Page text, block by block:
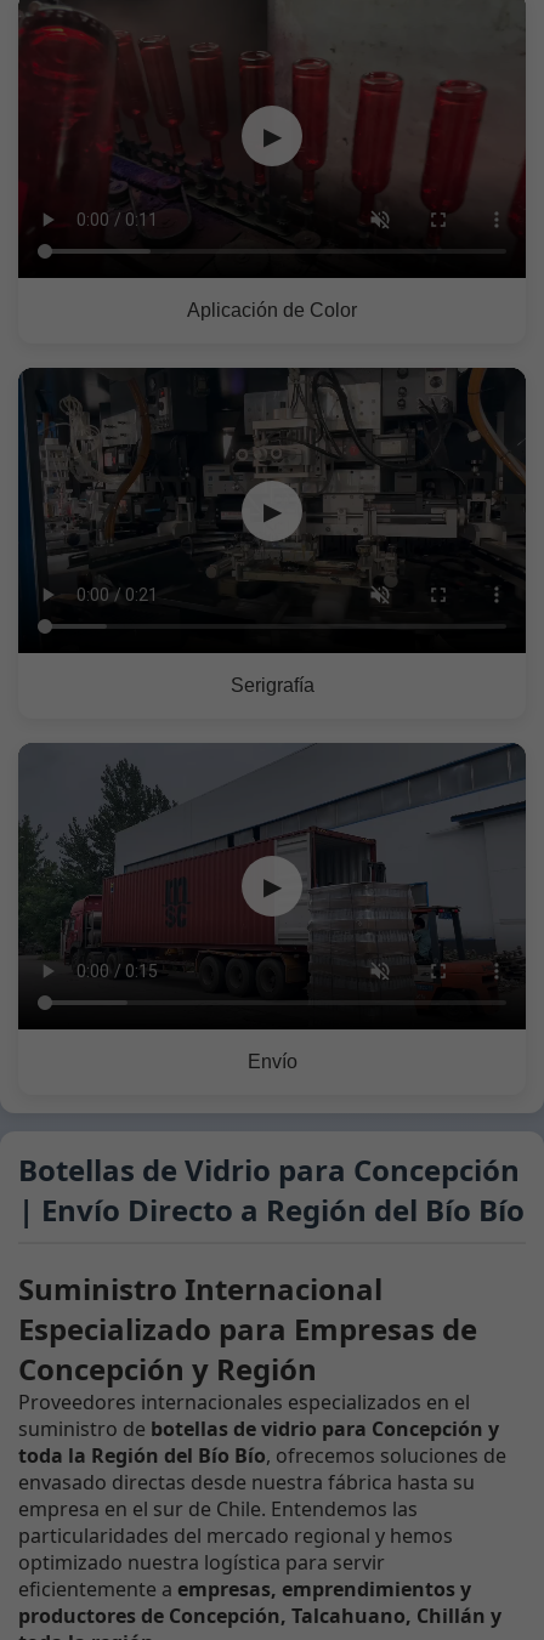
▶
Aplicación de Color
▶
Serigrafía
▶
Envío
Botellas de Vidrio para Concepción
| Envío Directo a Región del Bío Bío
Suministro Internacional
Especializado para Empresas de
Concepción y Región
Proveedores internacionales especializados en el
suministro de botellas de vidrio para Concepción y
toda la Región del Bío Bío, ofrecemos soluciones de
envasado directas desde nuestra fábrica hasta su
empresa en el sur de Chile. Entendemos las
particularidades del mercado regional y hemos
optimizado nuestra logística para servir
eficientemente a empresas, emprendimientos y
productores de Concepción, Talcahuano, Chillán y